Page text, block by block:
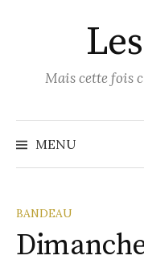
Mais cette fois
MENU
BANDEAU